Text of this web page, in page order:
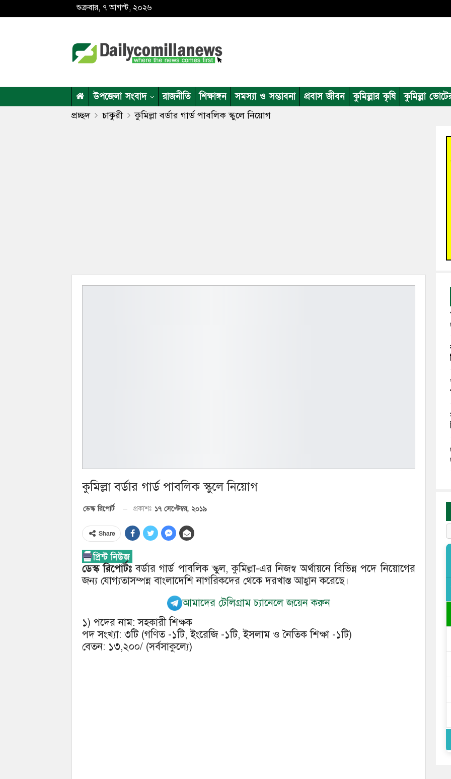
শুক্রবার, ৭ আগস্ট, ২০২৬
উপজেলা সংবাদ রাজনীতি শিক্ষাঙ্গন সমস্যা ও সম্ভাবনা প্রবাস জীবন কুমিল্লার কৃষি কুমিল্লা
প্রচ্ছদ চাকুরী কুমিল্লা বর্ডার গার্ড পাবলিক স্কুলে নিয়োগ
কুমিল্লা বর্ডার গার্ড পাবলিক স্কুলে নিয়োগ
ডেস্ক রিপোর্ট প্রকাশঃ ১৭ সেপ্টেম্বর, ২০১৯
Share
ডেস্ক রিপোর্টঃ বর্ডার গার্ড পাবলিক স্কুল, কুমিল্লা-এর নিজস্ব অর্থায়নে বিভিন্ন পদে নিয়োগের
জন্য যোগ্যতাসম্পন্ন বাংলাদেশি নাগরিকদের থেকে দরখাস্ত আহ্বান করেছে।
আমাদের টেলিগ্রাম চ্যানেলে জয়েন করুন
১) পদের নাম: সহকারী শিক্ষক
পদ সংখ্যা: ৩টি (গণিত -১টি, ইংরেজি -১টি, ইসলাম ও নৈতিক শিক্ষা -১টি)
বেতন: ১৩,২০০/ (সর্বসাকুল্যে)